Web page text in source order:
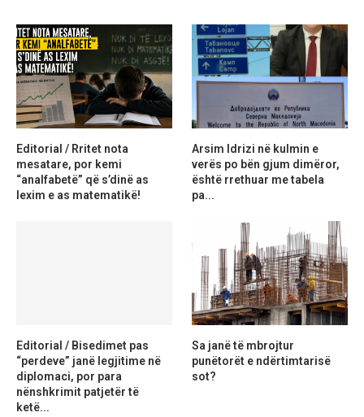
Editorial / Rritet nota
mesatare, por kemi
“analfabetë” që s’dinë as
lexim e as matematikë!
Arsim Idrizi në kulmin e
verës po bën gjum dimëror,
është rrethuar me tabela
pa...
Editorial / Bisedimet pas
“perdeve” janë legjitime në
diplomaci, por para
nënshkrimit patjetër të
ketë...
Sa janë të mbrojtur
punëtorët e ndërtimtarisë
sot?